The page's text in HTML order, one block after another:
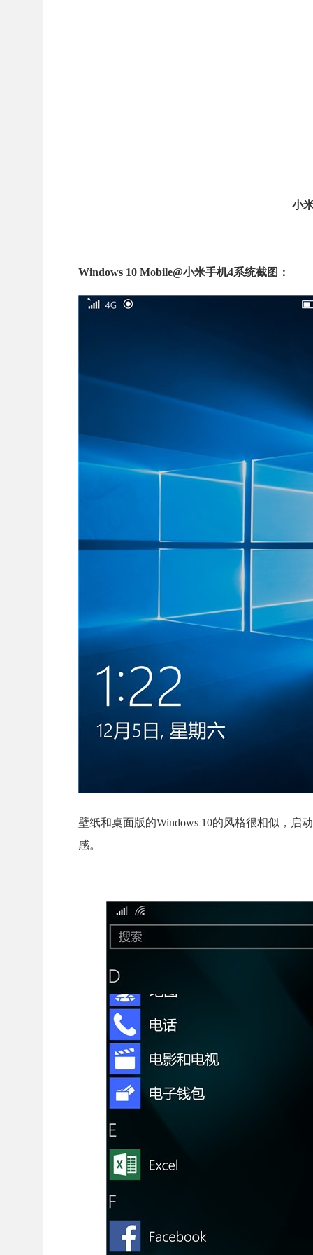
小
Windows 10 Mobile@小米手机4系统截图：
壁纸和桌面版的Windows 10的风格很相似，启
感。